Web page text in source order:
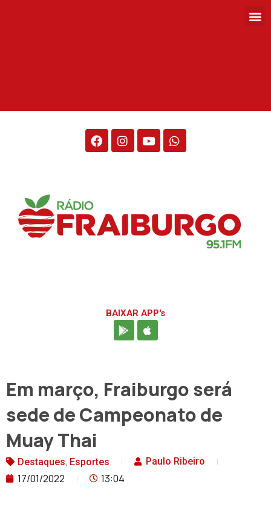
BAIXAR APP's
Em março, Fraiburgo será
sede de Campeonato de
Muay Thai
Destaques, Esportes Paulo Ribeiro
17/01/2022 13:04